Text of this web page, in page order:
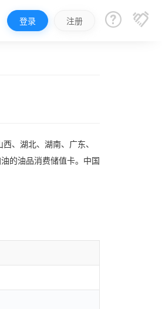
登录 注册  
、湖北、湖南、广东、
的油品消费储值卡。中国